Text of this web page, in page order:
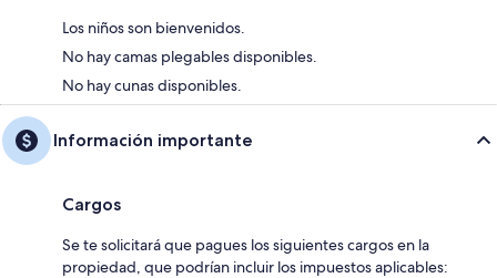
Los niños son bienvenidos.
No hay camas plegables disponibles.
No hay cunas disponibles.
Información importante
Cargos
Se te solicitará que pagues los siguientes cargos en la
propiedad, que podrían incluir los impuestos aplicables: